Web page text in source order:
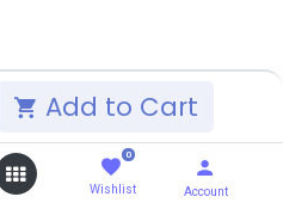
Add to Cart
0
Wishlist Account
al carrito